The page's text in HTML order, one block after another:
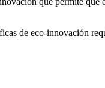
de eco-innovación